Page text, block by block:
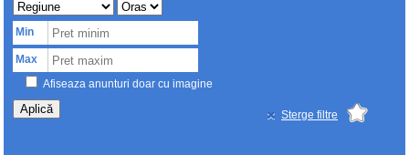
Min
Max
Afiseaza anunturi doar cu imagine
Aplică Sterge filtre